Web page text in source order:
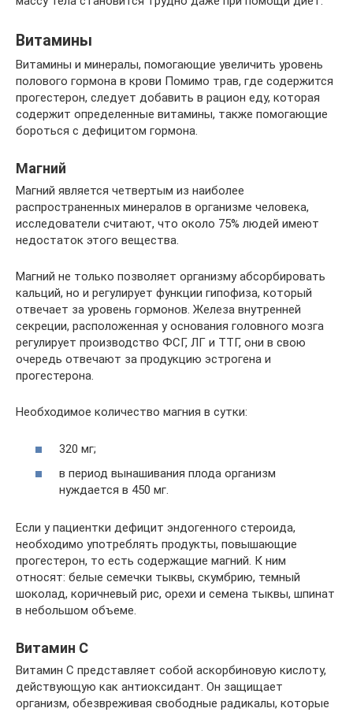
Витамины
Витамины и минералы, помогающие увеличить уровень
полового гормона в крови Помимо трав, где содержится
прогестерон, следует добавить в рацион еду, которая
содержит определенные витамины, также помогающие
бороться с дефицитом гормона.
Магний
Магний является четвертым из наиболее
распространенных минералов в организме человека,
исследователи считают, что около 75% людей имеют
недостаток этого вещества.
Магний не только позволяет организму абсорбировать
кальций, но и регулирует функции гипофиза, который
отвечает за уровень гормонов. Железа внутренней
секреции, расположенная у основания головного мозга
регулирует производство ФСГ, ЛГ и ТТГ, они в свою
очередь отвечают за продукцию эстрогена и
прогестерона.
Необходимое количество магния в сутки:
320 мг;
в период вынашивания плода организм
нуждается в 450 мг.
Если у пациентки дефицит эндогенного стероида,
необходимо употреблять продукты, повышающие
прогестерон, то есть содержащие магний. К ним
относят: белые семечки тыквы, скумбрию, темный
шоколад, коричневый рис, орехи и семена тыквы, шпинат
в небольшом объеме.
Витамин С
Витамин С представляет собой аскорбиновую кислоту,
действующую как антиоксидант. Он защищает
организм, обезвреживая свободные радикалы, которые